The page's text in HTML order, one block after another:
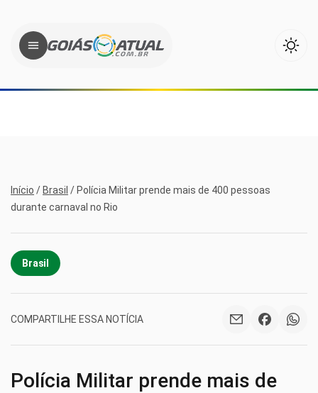
Início / Brasil / Polícia Militar prende mais de 400 pessoas
durante carnaval no Rio
Brasil
COMPARTILHE ESSA NOTÍCIA
Polícia Militar prende mais de